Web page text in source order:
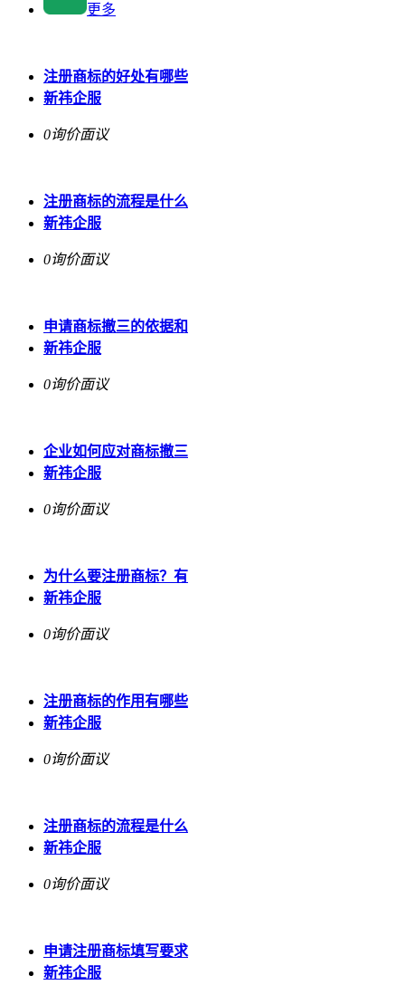
更多
注册商标的好处有哪些
新祎企服
0询价面议
注册商标的流程是什么
新祎企服
0询价面议
申请商标撤三的依据和
新祎企服
0询价面议
企业如何应对商标撤三
新祎企服
0询价面议
为什么要注册商标？有
新祎企服
0询价面议
注册商标的作用有哪些
新祎企服
0询价面议
注册商标的流程是什么
新祎企服
0询价面议
申请注册商标填写要求
新祎企服